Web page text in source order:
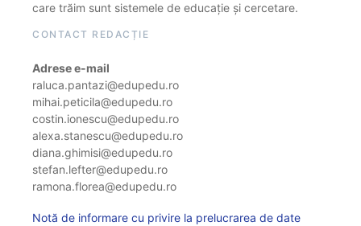
care trăim sunt sistemele de educație și cercetare.
CONTACT REDACȚIE
Adrese e-mail
raluca.pantazi@edupedu.ro
mihai.peticila@edupedu.ro
costin.ionescu@edupedu.ro
alexa.stanescu@edupedu.ro
diana.ghimisi@edupedu.ro
stefan.lefter@edupedu.ro
ramona.florea@edupedu.ro
Notă de informare cu privire la prelucrarea de date